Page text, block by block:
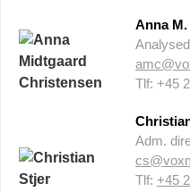
Anna
Tlf: +45
Adm.
Tlf: +45